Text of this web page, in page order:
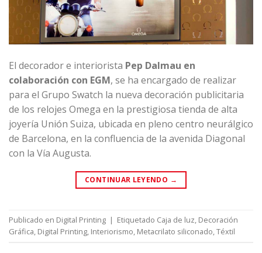
El decorador e interiorista Pep Dalmau en
colaboración con EGM, se ha encargado de realizar
para el Grupo Swatch la nueva decoración publicitaria
de los relojes Omega en la prestigiosa tienda de alta
joyería Unión Suiza, ubicada en pleno centro neurálgico
de Barcelona, en la confluencia de la avenida Diagonal
con la Vía Augusta.
CONTINUAR LEYENDO →
Publicado en Digital Printing | Etiquetado Caja de luz, Decoración
Gráfica, Digital Printing, Interiorismo, Metacrilato siliconado,Téxtil